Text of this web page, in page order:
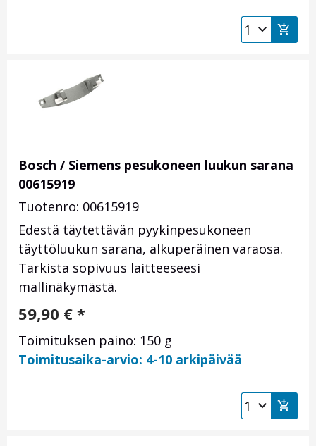
Bosch / Siemens pesukoneen luukun sarana
00615919
Tuotenro: 00615919
Edestä täytettävän pyykinpesukoneen
täyttöluukun sarana, alkuperäinen varaosa.
Tarkista sopivuus laitteeseesi
mallinäkymästä.
59,90 € *
Toimituksen paino: 150 g
Toimitusaika-arvio: 4-10 arkipäivää